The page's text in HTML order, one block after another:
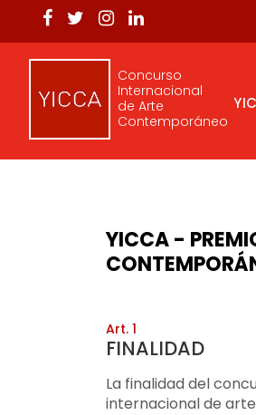
Concurso
Internacional
de Arte
Contemporáneo
YICCA -
Art. 1
FINALIDAD
La finalidad del
internacional de